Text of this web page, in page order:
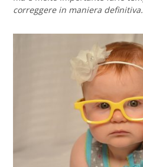
correggere in maniera definitiva.